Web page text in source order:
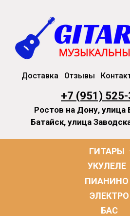
Доставка Отзывы
+7 (951)
Ростов на Дону, улица
Батайск, улица
ГИТАРЫ
УКУЛЕЛЕ
ПИАНИНО
ЭЛЕКТРО
БАС